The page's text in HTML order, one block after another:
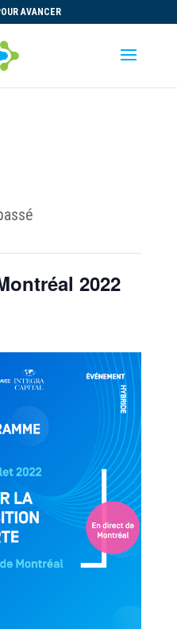
AVANCER
2022